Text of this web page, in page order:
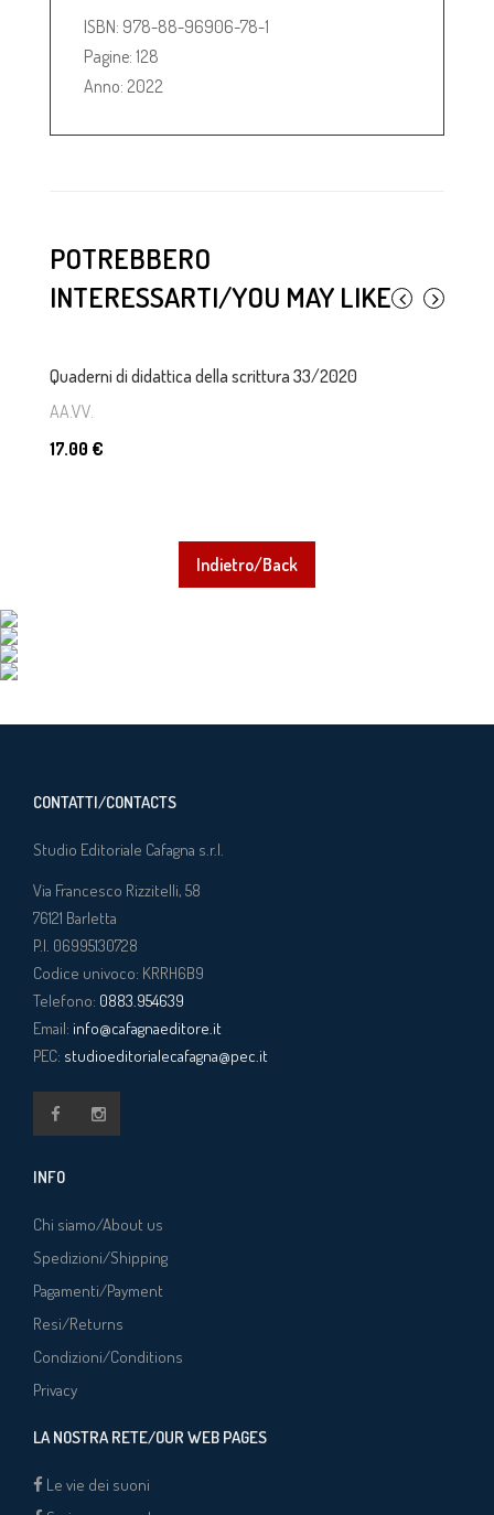
ISBN: 978-88-96906-78-1
Pagine: 128
Anno: 2022
POTREBBERO
INTERESSARTI/YOU MAY LIKE
Quaderni di didattica della scrittura 33/2020
AA.VV.
17.00 €
Indietro/Back
CONTATTI/CONTACTS
Studio Editoriale Cafagna s.r.l.
Via Francesco Rizzitelli, 58
76121 Barletta
P.I. 06995130728
Codice univoco: KRRH6B9
Telefono: 0883.954639
Email: info@cafagnaeditore.it
PEC: studioeditorialecafagna@pec.it
INFO
Chi siamo/About us
Spedizioni/Shipping
Pagamenti/Payment
Resi/Returns
Condizioni/Conditions
Privacy
LA NOSTRA RETE/OUR WEB PAGES
Le vie dei suoni